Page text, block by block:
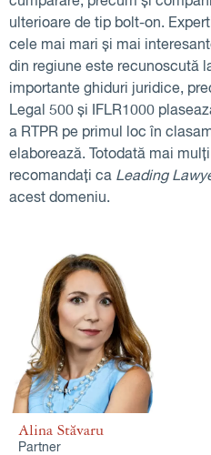
Alina Stăvaru
Partner
ulterioare de tip bolt-on.
cele mai mari și mai
din regiune este recunoscută
importante ghiduri juridice,
Legal 500 și IFLR1000
a RTPR pe primul loc în
elaborează. Totodată mai
recomandați ca Leading
acest domeniu.